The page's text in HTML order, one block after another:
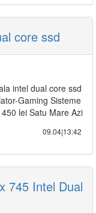
core ssd
intel dual core ssd
Gaming Sisteme
lei Satu Mare Azi
09.04|13:42
745 Intel Dual